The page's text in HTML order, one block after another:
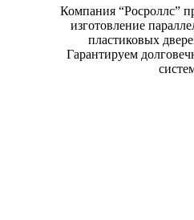
Компания “Росроллс”
изготовление
пластиковых
Гарантируем